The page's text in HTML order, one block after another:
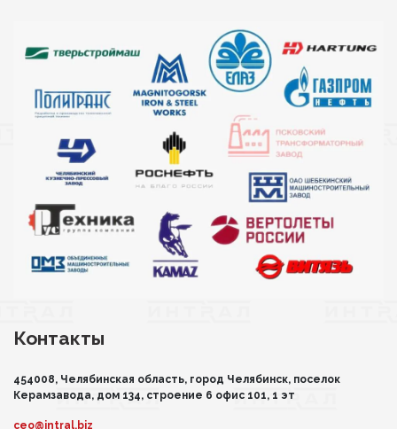
Контакты
454008, Челябинская область, город Челябинск, поселок
Керамзавода, дом 134, строение 6 офис 101, 1 эт
ceo@intral.biz